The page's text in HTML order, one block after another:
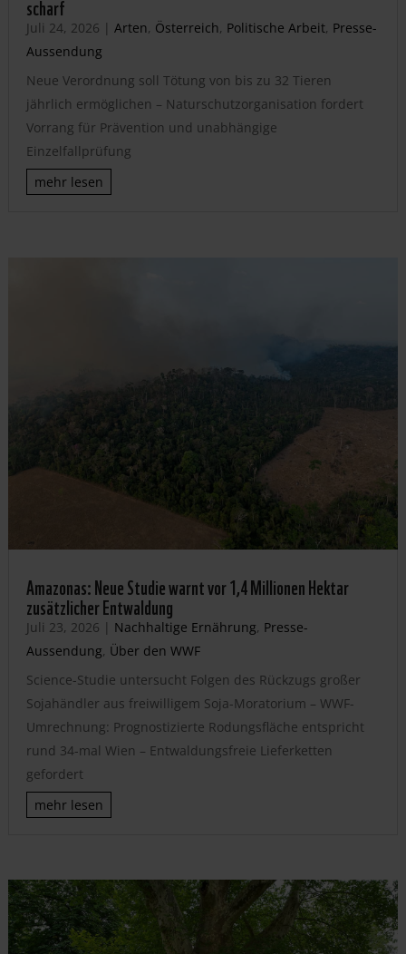
scharf
Juli 24, 2026 | Arten, Österreich, Politische Arbeit, Presse-
Aussendung
Neue Verordnung soll Tötung von bis zu 32 Tieren
jährlich ermöglichen – Naturschutzorganisation fordert
Vorrang für Prävention und unabhängige
Einzelfallprüfung
mehr lesen
Amazonas: Neue Studie warnt vor 1,4 Millionen Hektar
zusätzlicher Entwaldung
Juli 23, 2026 | Nachhaltige Ernährung, Presse-
Aussendung, Über den WWF
Science-Studie untersucht Folgen des Rückzugs großer
Sojahändler aus freiwilligem Soja-Moratorium – WWF-
Umrechnung: Prognostizierte Rodungsfläche entspricht
rund 34-mal Wien – Entwaldungsfreie Lieferketten
gefordert
mehr lesen